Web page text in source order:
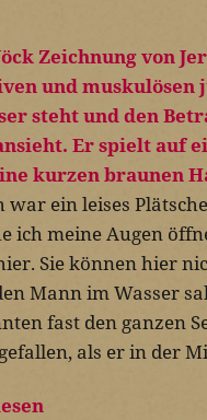
war ein leises
ich meine Augen
Sie können hier
Mann im Wasser
fast den ganzen
als er in der